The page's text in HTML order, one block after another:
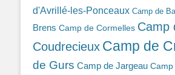
d'Avrillé-les-Ponceaux Camp de
Brens Camp de Cormelles Camp
Coudrecieux Camp de
de Gurs Camp de Jargeau Camp